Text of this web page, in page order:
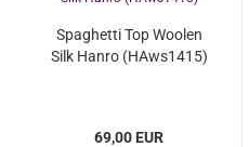
Spaghetti Top Woolen
Silk Hanro (HAws1415)
69,00 EUR